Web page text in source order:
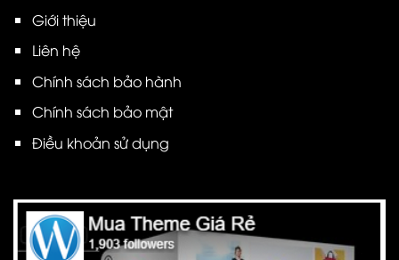
Giới thiệu
Liên hệ
Chính sách bảo hành
Chính sách bảo mật
Điều khoản sử dụng